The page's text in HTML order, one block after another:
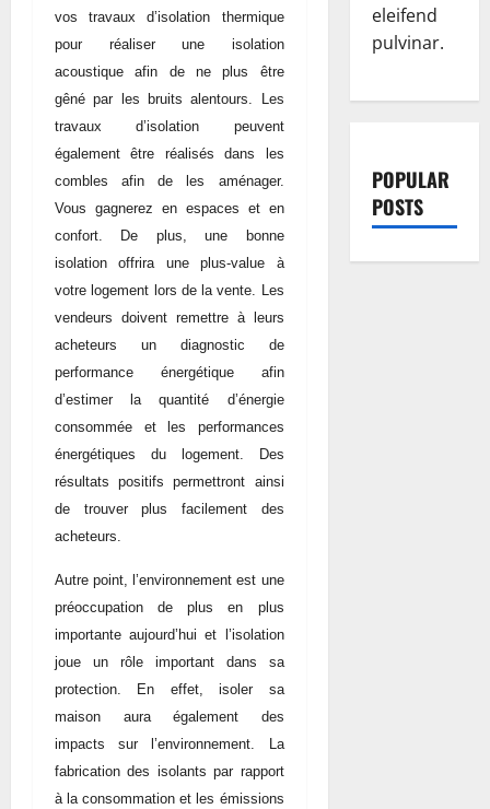
vos travaux d’isolation thermique
pour réaliser une isolation
acoustique afin de ne plus être
gêné par les bruits alentours. Les
travaux d’isolation peuvent
également être réalisés dans les
combles afin de les aménager.
Vous gagnerez en espaces et en
confort. De plus, une bonne
isolation offrira une plus-value à
votre logement lors de la vente. Les
vendeurs doivent remettre à leurs
acheteurs un diagnostic de
performance énergétique afin
d’estimer la quantité d’énergie
consommée et les performances
énergétiques du logement. Des
résultats positifs permettront ainsi
de trouver plus facilement des
acheteurs.
Autre point, l’environnement est une
préoccupation de plus en plus
importante aujourd’hui et l’isolation
joue un rôle important dans sa
protection. En effet, isoler sa
maison aura également des
impacts sur l’environnement. La
fabrication des isolants par rapport
à la consommation et les émissions
eleifend
pulvinar.
POPULAR
POSTS